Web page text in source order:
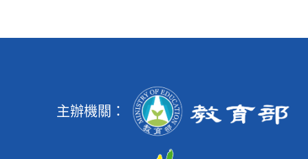
主辦機關：